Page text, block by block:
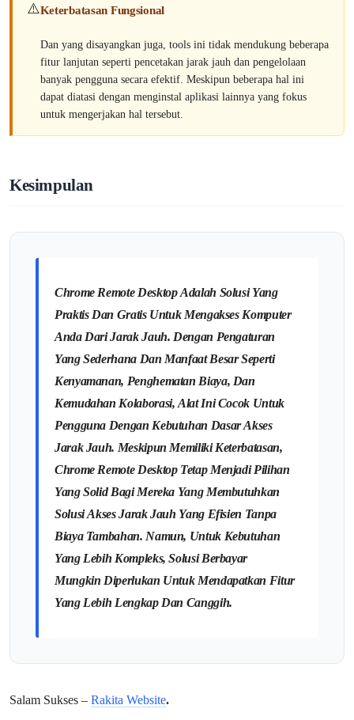
⚠️Keterbatasan Fungsional
Dan yang disayangkan juga, tools ini tidak mendukung beberapa
fitur lanjutan seperti pencetakan jarak jauh dan pengelolaan
banyak pengguna secara efektif. Meskipun beberapa hal ini
dapat diatasi dengan menginstal aplikasi lainnya yang fokus
untuk mengerjakan hal tersebut.
Kesimpulan
Chrome Remote Desktop Adalah Solusi Yang
Praktis Dan Gratis Untuk Mengakses Komputer
Anda Dari Jarak Jauh. Dengan Pengaturan
Yang Sederhana Dan Manfaat Besar Seperti
Kenyamanan, Penghematan Biaya, Dan
Kemudahan Kolaborasi, Alat Ini Cocok Untuk
Pengguna Dengan Kebutuhan Dasar Akses
Jarak Jauh. Meskipun Memiliki Keterbatasan,
Chrome Remote Desktop Tetap Menjadi Pilihan
Yang Solid Bagi Mereka Yang Membutuhkan
Solusi Akses Jarak Jauh Yang Efisien Tanpa
Biaya Tambahan. Namun, Untuk Kebutuhan
Yang Lebih Kompleks, Solusi Berbayar
Mungkin Diperlukan Untuk Mendapatkan Fitur
Yang Lebih Lengkap Dan Canggih.
Salam Sukses – Rakita Website.